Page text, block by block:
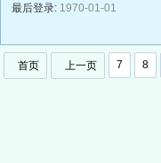
最后登录: 1970-01-01
首页 上一页 7 8